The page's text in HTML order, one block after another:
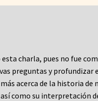
charla, pues no fue
preguntas y profundizar
acerca de la historia de
como su interpretación